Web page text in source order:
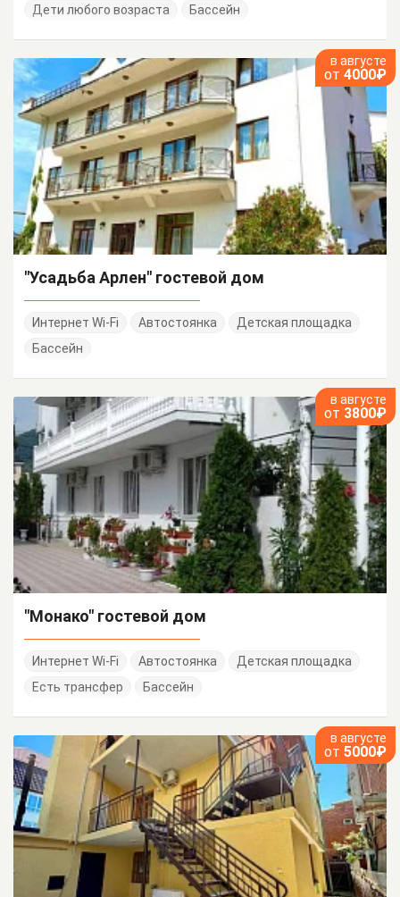
Дети любого возраста
Бассейн
в августе
от 4000₽
"Усадьба Арлен" гостевой дом
Интернет Wi-Fi Автостоянка
Детская площадка
Бассейн
в августе
от 3800₽
"Монако" гостевой дом
Интернет Wi-Fi Автостоянка
Детская площадка
Есть трансфер
Бассейн
в августе
от 5000₽